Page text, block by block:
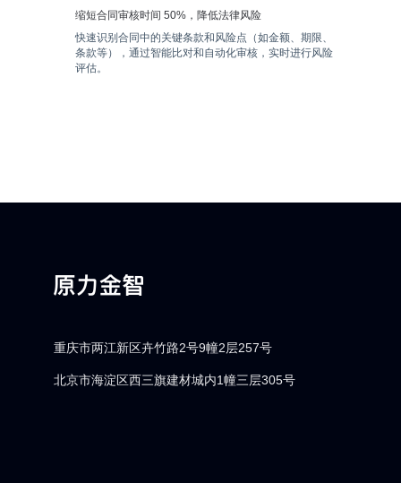
缩短合同审核时间 50%，降低法律风险
快速识别合同中的关键条款和风险点（如金额、期限、
条款等），通过智能比对和自动化审核，实时进行风险
评估。
重庆市两江新区卉竹路2号9幢2层257号
北京市海淀区西三旗建材城内1幢三层305号